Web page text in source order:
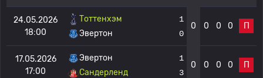
24.05.2026
18:00
Тоттенхэм
Эвертон
1
0
0 0 0 0 П
17.05.2026
17:00
Эвертон
Сандерленд
1
3
0 0 0 0 П